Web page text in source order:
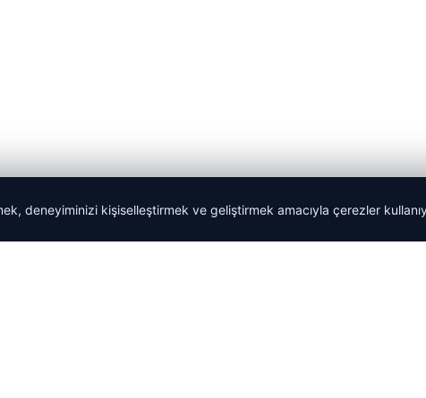
deneyiminizi kişiselleştirmek ve geliştirmek amacıyla çerezler